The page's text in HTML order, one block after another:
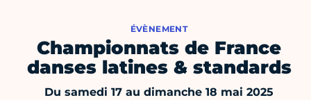
ÉVÈNEMENT
Championnats de France
danses latines & standards
Du samedi 17 au dimanche 18 mai 2025